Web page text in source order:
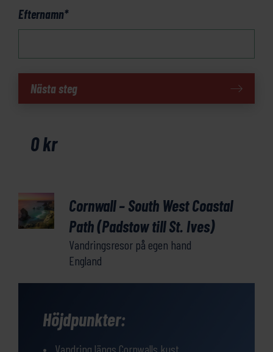
Efternamn*
Cornwall
Coastal
till
St.
Ives)
Nästa steg
0kr
Cornwall – South West Coastal
Path (Padstow till St. Ives)
Vandringsresor på egen hand
England
Höjdpunkter:
Vandring längs Cornwalls kust